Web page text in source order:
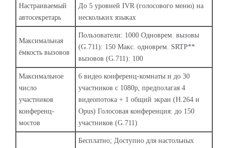
Настраиваемый
автосекретарь
До 5 уровней IVR (голосового меню) на
нескольких языках
Максимальная
ёмкость вызовов
Пользователи: 1000 Одноврем. вызовы
(G.711): 150 Макс. одноврем. SRTP**
вызовов (G.711): 100
Максимальное
число
участников
конференц-
мостов
6 видео конференц-комнаты и до 30
участников с 1080p, предполагая 4
видеопотока + 1 общий экран (H.264 и
Opus) Голосовая конференция: до 150
участников (G.711)
Бесплатно; Доступно для настольных